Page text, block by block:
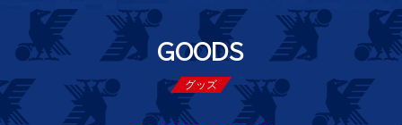
GOODS
グッズ